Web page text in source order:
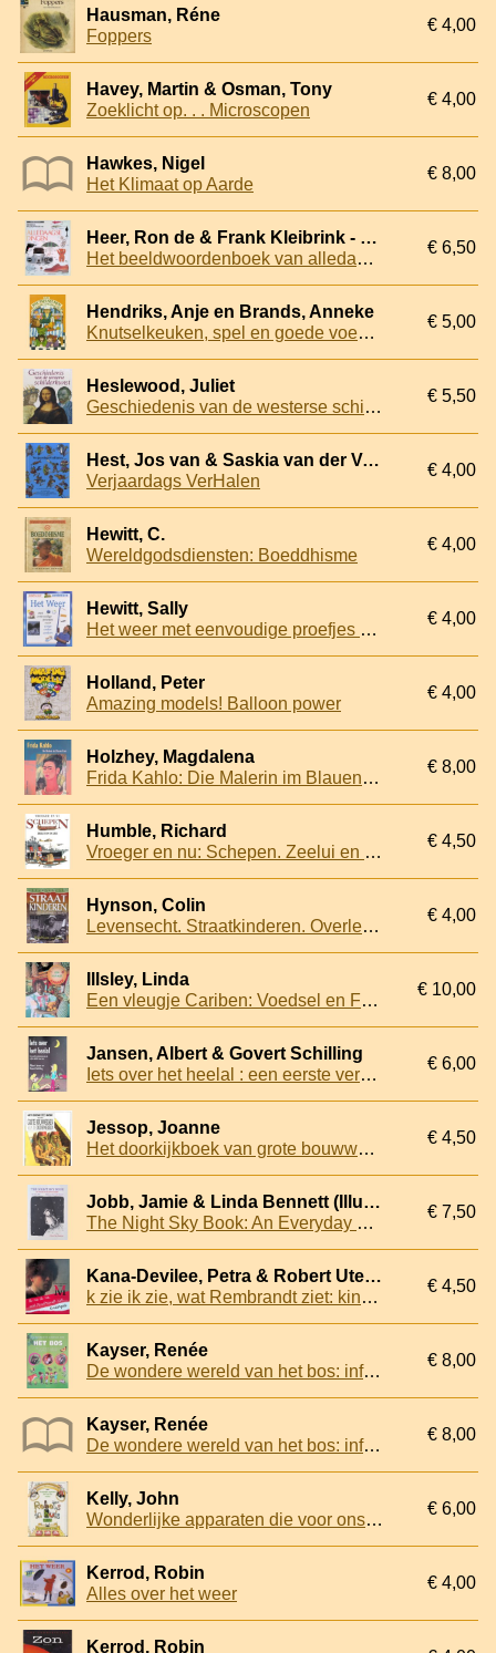
Hausman, Réne
Foppers
€ 4,00
Havey, Martin & Osman, Tony
Zoeklicht op. . . Microscopen
€ 4,00
Hawkes, Nigel
Het Klimaat op Aarde
€ 8,00
Heer, Ron de & Frank Kleibrink - e.a.
Het beeldwoordenboek van alledaagse dingen
€ 6,50
Hendriks, Anje en Brands, Anneke
Knutselkeuken, spel en goede voeding hand in hand
€ 5,00
Heslewood, Juliet
Geschiedenis van de westerse schilderkunst
€ 5,50
Hest, Jos van & Saskia van der Valk
Verjaardags VerHalen
€ 4,00
Hewitt, C.
Wereldgodsdiensten: Boeddhisme
€ 4,00
Hewitt, Sally
Het weer met eenvoudige proefjes voor jonge onderzoekers
€ 4,00
Holland, Peter
Amazing models! Balloon power
€ 4,00
Holzhey, Magdalena
Frida Kahlo: Die Malerin im Blauen Haus
€ 8,00
Humble, Richard
Vroeger en nu: Schepen. Zeelui en de zee
€ 4,50
Hynson, Colin
Levensecht. Straatkinderen. Overleven op straat in Brazilie. Hamiltons verhaal
€ 4,00
Illsley, Linda
Een vleugje Cariben: Voedsel en Feesten
€ 10,00
Jansen, Albert & Govert Schilling
Iets over het heelal : een eerste verkenning van de wijde wereld boven ons
€ 6,00
Jessop, Joanne
Het doorkijkboek van grote bouwwerken van de oude wereld
€ 4,50
Jobb, Jamie & Linda Bennett (Illustrator)
The Night Sky Book: An Everyday Guide to Every Night
€ 7,50
Kana-Devilee, Petra & Robert Uterwijk
k zie ik zie, wat Rembrandt ziet: kindergids
€ 4,50
Kayser, Renée
De wondere wereld van het bos: info- en ontdekkingsboek voor jonge natuurverkenners
€ 8,00
Kayser, Renée
De wondere wereld van het bos: info- en ontdekkingsboek voor jonge natuurverkenners
€ 8,00
Kelly, John
Wonderlijke apparaten die voor ons werken
€ 6,00
Kerrod, Robin
Alles over het weer
€ 4,00
Kerrod, Robin